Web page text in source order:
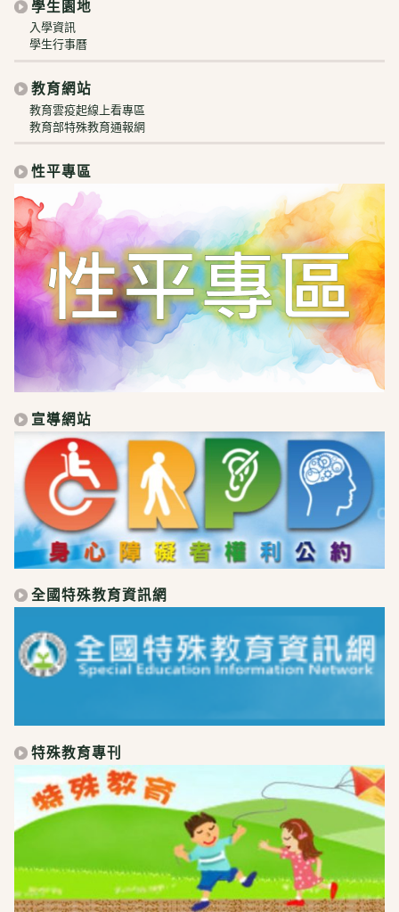
學生園地
入學資訊
學生行事曆
教育網站
教育雲疫起線上看專區
教育部特殊教育通報網
性平專區
宣導網站
全國特殊教育資訊網
特殊教育專刊